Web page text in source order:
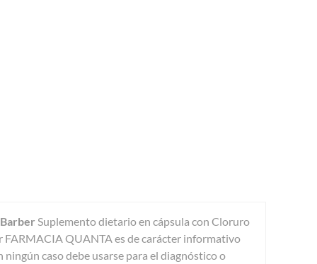
Suplemento dietario en cápsula con Cloruro
QUANTA es de carácter informativo
caso debe usarse para el diagnóstico o